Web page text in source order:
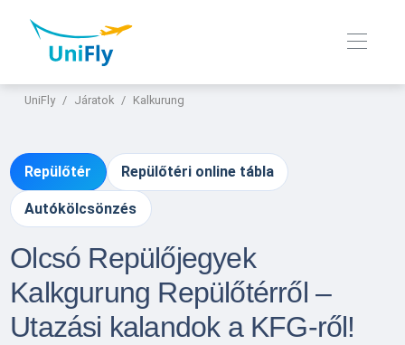
UniFly Járatok Kalkurung
Repülőtér Repülőtéri online tábla
Autókölcsönzés
Olcsó Repülőjegyek
Kalkgurung Repülőtérről –
Utazási kalandok a KFG-ről!